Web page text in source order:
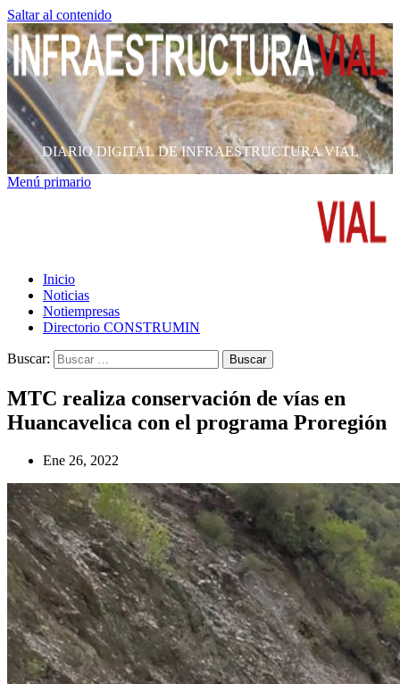
Saltar al contenido
DIARIO DIGITAL DE INFRAESTRUCTURA VIAL
Menú primario
Inicio
Noticias
Notiempresas
Directorio CONSTRUMIN
Buscar:
MTC realiza conservación de vías en
Huancavelica con el programa Proregión
Ene 26, 2022